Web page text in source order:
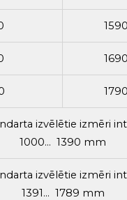
izvēlētie izmēri
1000... 1390 mm
izvēlētie izmēri
1391... 1789 mm